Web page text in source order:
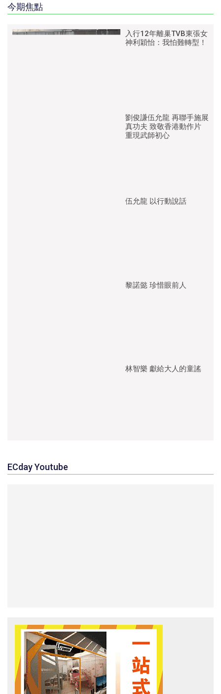
今期焦點
入行12年離巢TVB東張女
神利穎怡：我怕難轉型！
劉俊謙伍允龍 再聯手施展
真功夫 致敬香港動作片
重現武師初心
伍允龍 以行動說話
黎諾懿 珍惜眼前人
林智樂 獻給大人的童謠
ECday Youtube